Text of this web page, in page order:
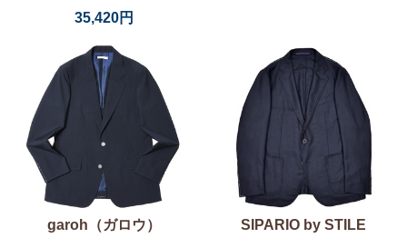
35,420円
garoh（ガロウ）
SIPARIO by STILE